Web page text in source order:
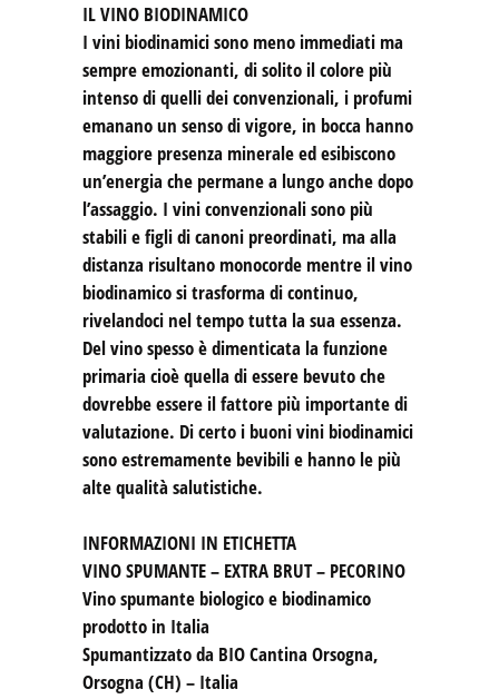
IL VINO BIODINAMICO
I vini biodinamici sono meno immediati ma
sempre emozionanti, di solito il colore più
intenso di quelli dei convenzionali, i profumi
emanano un senso di vigore, in bocca hanno
maggiore presenza minerale ed esibiscono
un’energia che permane a lungo anche dopo
l’assaggio. I vini convenzionali sono più
stabili e figli di canoni preordinati, ma alla
distanza risultano monocorde mentre il vino
biodinamico si trasforma di continuo,
rivelandoci nel tempo tutta la sua essenza.
Del vino spesso è dimenticata la funzione
primaria cioè quella di essere bevuto che
dovrebbe essere il fattore più importante di
valutazione. Di certo i buoni vini biodinamici
sono estremamente bevibili e hanno le più
alte qualità salutistiche.
INFORMAZIONI IN ETICHETTA
VINO SPUMANTE – EXTRA BRUT – PECORINO
Vino spumante biologico e biodinamico
prodotto in Italia
Spumantizzato da BIO Cantina Orsogna,
Orsogna (CH) – Italia